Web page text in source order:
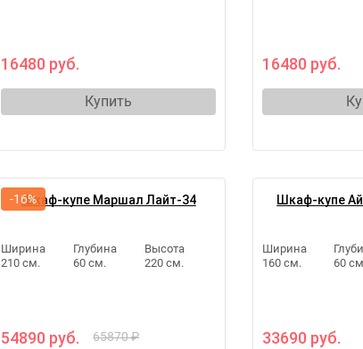
16480 руб.
Купить
16480 руб.
Шкаф-купе Маршал Лайт-34
Ширина
210 см.
Глубина
60 см.
Высота
220 см.
54890 руб. 65870 ₽
-16% Шкаф-купе
Ширина
160 см.
60
33690 руб.